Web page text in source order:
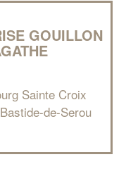
GOUILLON
Sainte Croix
de-Serou